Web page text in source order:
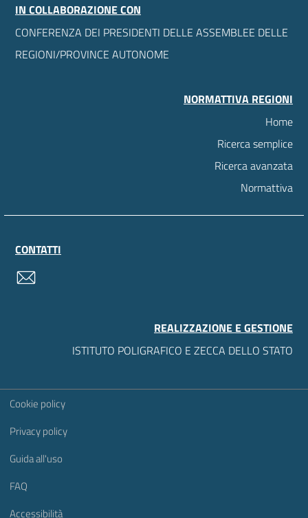
IN COLLABORAZIONE CON
CONFERENZA DEI PRESIDENTI DELLE ASSEMBLEE DELLE
REGIONI/PROVINCE AUTONOME
NORMATTIVA REGIONI
Home
Ricerca semplice
Ricerca avanzata
Normattiva
CONTATTI
REALIZZAZIONE E GESTIONE
ISTITUTO POLIGRAFICO E ZECCA DELLO STATO
Sezione Link Utili
Cookie policy
Privacy policy
Guida all'uso
FAQ
Accessibilità